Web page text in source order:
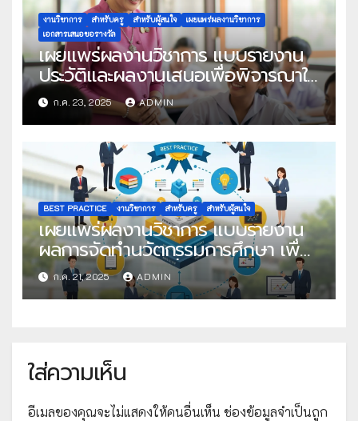
งานวิชาการ สำหรับครู สำหรับผู้สนใจ
เผยแพร่ผลงานวิชาการ
เอกสารเสนอขอรางวัล
เผยแพร่ผลงานวิชาการ แบบรายงาน
ประวัติและผลงานเสนอเพื่อพิจารณาใน
โครงการครูดีในดวงใจ ประจำปี 2568
ครั้งที่ 22
ก.ค. 23, 2025 ADMIN
BEST PRACTICE งานวิชาการ สำหรับครู สำหรับผู้สนใจ
เผยแพร่ผลงานวิชาการ แบบรายงาน
ผลการจัดทำนวัตกรรมการศึกษา เพื่อ
คัดเลือกวิธีปฏิบัติที่เป็นเลิศ
ก.ค. 21, 2025 ADMIN
ใส่ความเห็น
อีเมลของคุณจะไม่แสดงให้คนอื่นเห็น ช่องข้อมูลจำเป็นถูก